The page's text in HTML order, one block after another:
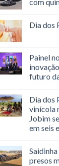
com
Dia dos
Painel
futuro
Dia dos
vinícola
Jobim
em seis
presos